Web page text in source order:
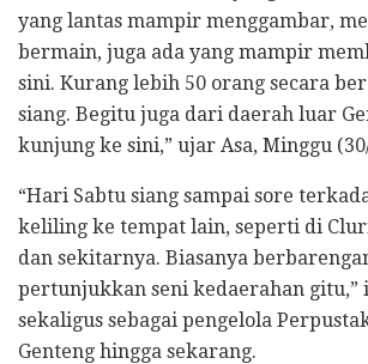
yang lantas mampir menggambar,
bermain, juga ada yang mampir
sini. Kurang lebih 50 orang secara
siang. Begitu juga dari daerah luar
kunjung ke sini,” ujar Asa, Minggu
“Hari Sabtu siang sampai sore
keliling ke tempat lain, seperti di
dan sekitarnya. Biasanya
pertunjukkan seni kedaerahan gitu,”
sekaligus sebagai pengelola
Genteng hingga sekarang.